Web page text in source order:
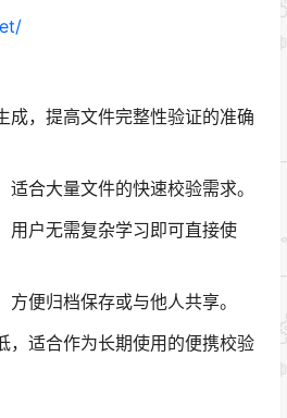
成，提高文件完整性验证的准确
合大量文件的快速校验需求。
用户无需复杂学习即可直接使
便归档保存或与他人共享。
，适合作为长期使用的便携校验